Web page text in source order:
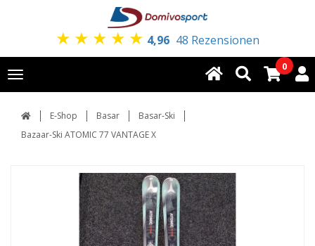
★ ★ ★ ★ ★ 4,96 48 Rezensionen
Toggle
navigation
0
E-Shop Basar
Basar-Ski
Bazaar-Ski ATOMIC 77 VANTAGE X